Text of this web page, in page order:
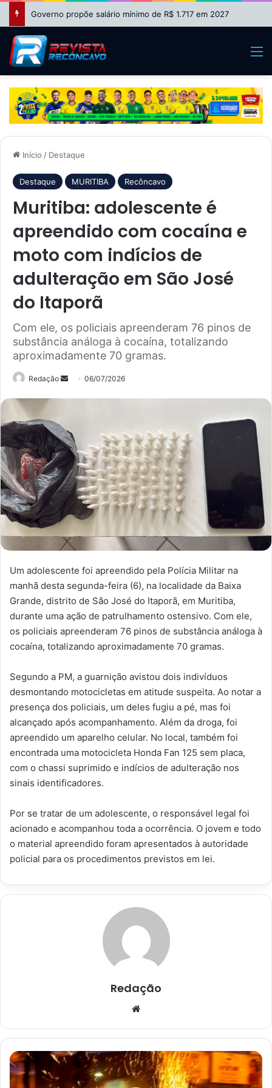
Governo propõe salário mínimo de R$ 1.717 em 2027
Início / Destaque
Destaque MURITIBA Recôncavo
Muritiba: adolescente é
apreendido com cocaína e
moto com indícios de
adulteração em São José
do Itaporã
Com ele, os policiais apreenderam 76 pinos de
substância análoga à cocaína, totalizando
aproximadamente 70 gramas.
Redação
Mande06/07/2026
Um adolescente foi apreendido pela Polícia Militar na
manhã desta segunda-feira (6), na localidade da Baixa
Grande, distrito de São José do Itaporã, em Muritiba,
durante uma ação de patrulhamento ostensivo. Com ele,
os policiais apreenderam 76 pinos de substância análoga à
cocaína, totalizando aproximadamente 70 gramas.
Segundo a PM, a guarnição avistou dois indivíduos
desmontando motocicletas em atitude suspeita. Ao notar a
presença dos policiais, um deles fugiu a pé, mas foi
alcançado após acompanhamento. Além da droga, foi
apreendido um aparelho celular. No local, também foi
encontrada uma motocicleta Honda Fan 125 sem placa,
com o chassi suprimido e indícios de adulteração nos
sinais identificadores.
Por se tratar de um adolescente, o responsável legal foi
acionado e acompanhou toda a ocorrência. O jovem e todo
o material apreendido foram apresentados à autoridade
policial para os procedimentos previstos em lei.
Redação
São
Felipe:
Menina